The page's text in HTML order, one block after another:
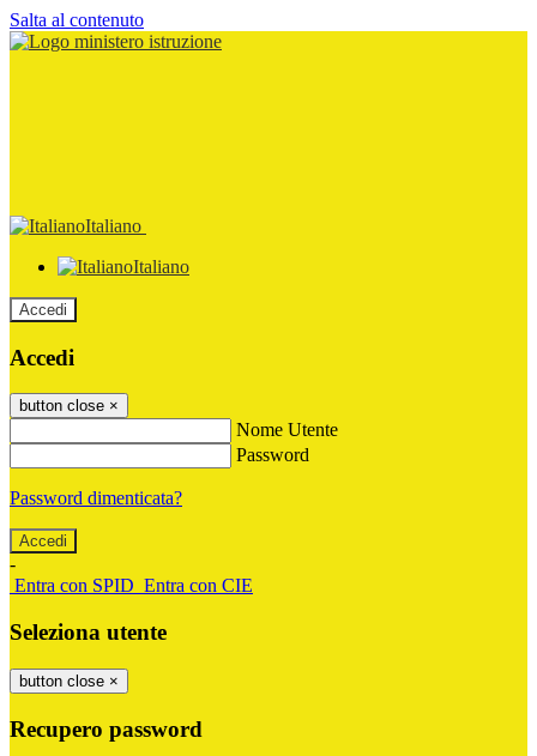
Salta al contenuto
Italiano
Italiano
Accedi
Accedi
button close ×
Nome Utente
Password
Password dimenticata?
-
Entra con SPID Entra con CIE
Seleziona utente
button close ×
Recupero password